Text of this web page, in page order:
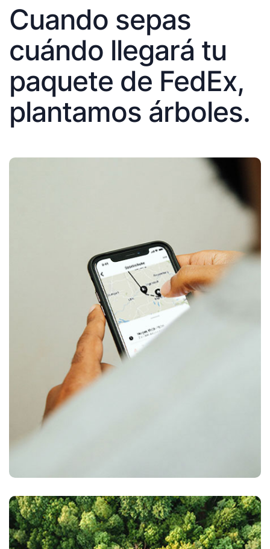
Cuando sepas
cuándo llegará tu
paquete de FedEx,
plantamos árboles.